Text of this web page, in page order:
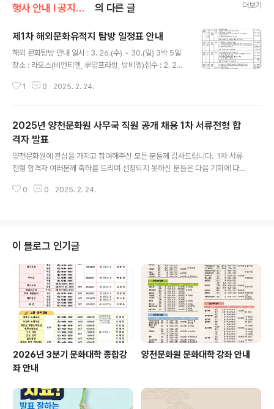
행사 안내 Ι 공지사항/공지사항 의 다른 글 더보기
제1차 해외문화유적지 탐방 일정표 안내
해외 문화탐방 안내 일시 : 3. 26.(수) ~ 30.(일) 3박 5일
장소 : 라오스(비엔티엔, 루앙프라방, 방비엥)접수 : 2. 27.
텔], 출발, 도착 단체버스이용비, 기사/가이드, 항공료, 전신
신청 바랍니다. 문의 있으신 분은 사무국으로 연락주시기
바랍니다.-양천문화원-
1 0 2025. 2. 24.
2025년 양천문화원 사무국 직원 공개 채용 1차 서류전형 합
격자 발표
양천문화원에 관심을 가지고 참여해주신 모든 분들께 감사드립니다. 1차 서류
전형 합격자 여러분께 축하를 드리며 선정되지 못하신 분들은 다음 기회에 다시
일정은 1차 서류전형 합격자에 한해 개별 안내드릴 예정이오니 참고바랍니
2) ※ 본원 사정상 일정이 변경 되었음을 안내 드립니다. - 변경 전 : 2025. 2. 2
5(화) 14:00~ - 변경 후..
0 0 2025. 2. 24.
이 블로그 인기글
2026년 3분기 문화대학 종합강
좌 안내
양천문화원 문화대학 강좌 안내